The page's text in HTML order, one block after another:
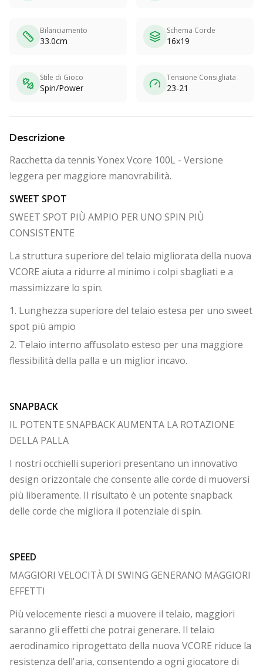
Bilanciamento
33.0cm
Schema Corde
16x19
Stile di Gioco
Spin/Power
Tensione Consigliata
23-21
Descrizione
Racchetta da tennis Yonex Vcore 100L - Versione
leggera per maggiore manovrabilità.
SWEET SPOT
SWEET SPOT PIÙ AMPIO PER UNO SPIN PIÙ
CONSISTENTE
La struttura superiore del telaio migliorata della nuova
VCORE aiuta a ridurre al minimo i colpi sbagliati e a
massimizzare lo spin.
1. Lunghezza superiore del telaio estesa per uno sweet
spot più ampio
2. Telaio interno affusolato esteso per una maggiore
flessibilità della palla e un miglior incavo.
SNAPBACK
IL POTENTE SNAPBACK AUMENTA LA ROTAZIONE
DELLA PALLA
I nostri occhielli superiori presentano un innovativo
design orizzontale che consente alle corde di muoversi
più liberamente. Il risultato è un potente snapback
delle corde che migliora il potenziale di spin.
SPEED
MAGGIORI VELOCITÀ DI SWING GENERANO MAGGIORI
EFFETTI
Più velocemente riesci a muovere il telaio, maggiori
saranno gli effetti che potrai generare. Il telaio
aerodinamico riprogettato della nuova VCORE riduce la
resistenza dell'aria, consentendo a ogni giocatore di